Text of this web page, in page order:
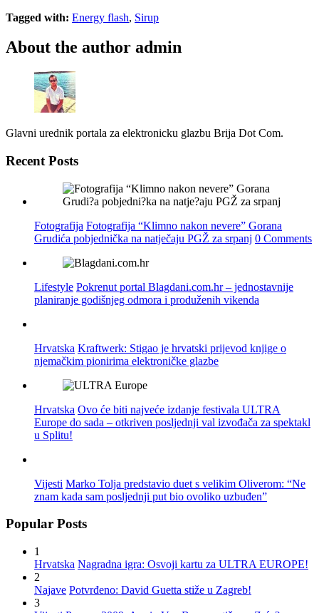
Tagged with: Energy flash, Sirup
About the author admin
Glavni urednik portala za elektronicku glazbu Brija Dot Com.
Recent Posts
Fotografija Fotografija “Klimno nakon nevere” Gorana
Grudića pobjednička na natječaju PGŽ za srpanj 0 Comments
Lifestyle Pokrenut portal Blagdani.com.hr – jednostavnije
planiranje godišnjeg odmora i produženih vikenda
Hrvatska Kraftwerk: Stigao je hrvatski prijevod knjige o
njemačkim pionirima elektroničke glazbe
Hrvatska Ovo će biti najveće izdanje festivala ULTRA
Europe do sada – otkriven posljednji val izvođača za spektakl
u Splitu!
Vijesti Marko Tolja predstavio duet s velikim Oliverom: “Ne
znam kada sam posljednji put bio ovoliko uzbuđen”
Popular Posts
1
Hrvatska Nagradna igra: Osvoji kartu za ULTRA EUROPE!
2
Najave Potvrđeno: David Guetta stiže u Zagreb!
3